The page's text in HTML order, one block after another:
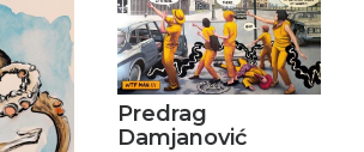
Predrag
Damjanović